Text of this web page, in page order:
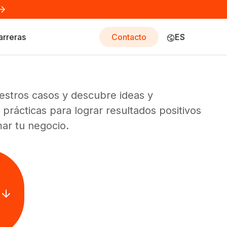
Contacto ES
casos y descubre ideas y
prácticas para lograr resultados positivos
tu negocio.